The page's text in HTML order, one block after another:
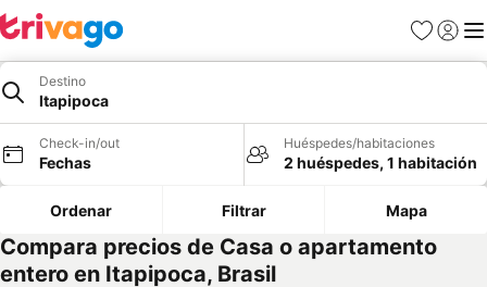
Favoritos
Iniciar
Destino
Itapipoca
Check-in/out
Fechas
Huéspedes/habitaciones
2 huéspedes, 1 habitación
Ordenar Filtrar Mapa
Compara precios de Casa o apartamento
entero en Itapipoca, Brasil